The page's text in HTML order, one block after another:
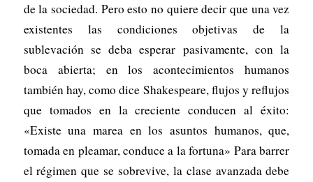
de la sociedad. Pero esto no quiere decir que una vez
existentes las condiciones objetivas de la
sublevación se deba esperar pasivamente, con la
boca abierta; en los acontecimientos humanos
también hay, como dice Shakespeare, flujos y reflujos
que tomados en la creciente conducen al éxito:
«Existe una marea en los asuntos humanos, que,
tomada en pleamar, conduce a la fortuna» Para barrer
el régimen que se sobrevive, la clase avanzada debe